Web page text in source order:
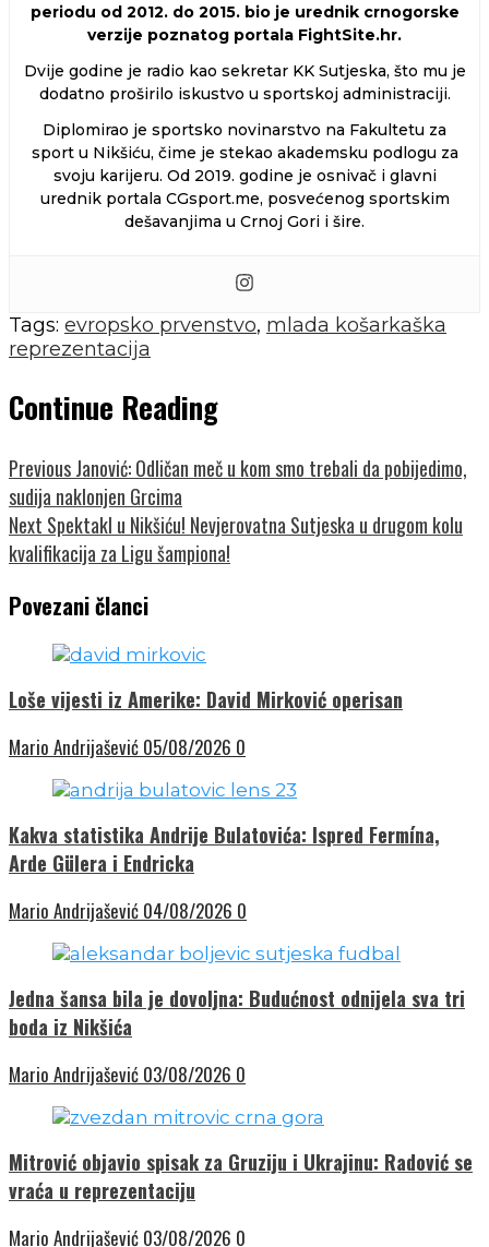
periodu od 2012. do 2015. bio je urednik crnogorske
verzije poznatog portala FightSite.hr.
Dvije godine je radio kao sekretar KK Sutjeska, što mu je
dodatno proširilo iskustvo u sportskoj administraciji.
Diplomirao je sportsko novinarstvo na Fakultetu za
sport u Nikšiću, čime je stekao akademsku podlogu za
svoju karijeru. Od 2019. godine je osnivač i glavni
urednik portala CGsport.me, posvećenog sportskim
dešavanjima u Crnoj Gori i šire.
Tags: evropsko prvenstvo, mlada košarkaška
reprezentacija
Continue Reading
PreviousJanović: Odličan meč u kom smo trebali da pobijedimo,
sudija naklonjen Grcima
Next Spektakl u Nikšiću! Nevjerovatna Sutjeska u drugom kolu
kvalifikacija za Ligu šampiona!
Povezani članci
Loše vijesti iz Amerike: David Mirković operisan
Mario Andrijašević 05/08/2026 0
Kakva statistika Andrije Bulatovića: Ispred Fermína,
Arde Gülera i Endricka
Mario Andrijašević 04/08/2026 0
Jedna šansa bila je dovoljna: Budućnost odnijela sva tri
boda iz Nikšića
Mario Andrijašević 03/08/2026 0
Mitrović objavio spisak za Gruziju i Ukrajinu: Radović se
vraća u reprezentaciju
Mario Andrijašević 03/08/2026 0